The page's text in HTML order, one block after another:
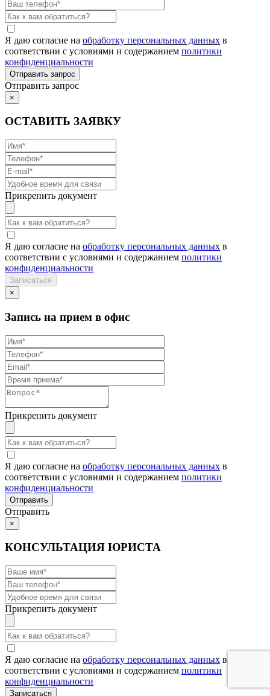
Я даю согласие на обработку персональных данных в
соответствии с условиями и содержанием политики
конфиденциальности
Отправить запрос
×
ОСТАВИТЬ ЗАЯВКУ
Прикрепить документ
Я даю согласие на обработку персональных данных в
соответствии с условиями и содержанием политики
конфиденциальности
×
Запись на прием в офис
Прикрепить документ
Я даю согласие на обработку персональных данных в
соответствии с условиями и содержанием политики
конфиденциальности
Отправить
×
КОНСУЛЬТАЦИЯ ЮРИСТА
Прикрепить документ
Я даю согласие на обработку персональных данных в
соответствии с условиями и содержанием политики
конфиденциальности